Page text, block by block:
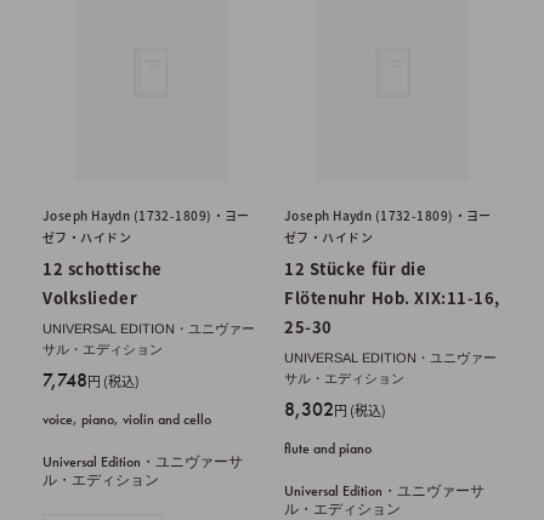
Joseph Haydn (1732-1809)・ヨー
ゼフ・ハイドン
12 schottische
Volkslieder
UNIVERSAL EDITION・ユニヴァー
サル・エディション
販
価
格
7,748円 (税込)
voice, piano, violin and cello
Universal Edition・ユニヴァーサ
ル・エディション
Joseph Haydn (1732-1809)・ヨー
ゼフ・ハイドン
12 Stücke für die
Flötenuhr Hob. XIX:11-16,
25-30
UNIVERSAL EDITION・ユニヴァー
サル・エディション
販
価
格
8,302円 (税込)
flute and piano
Universal Edition・ユニヴァーサ
ル・エディション